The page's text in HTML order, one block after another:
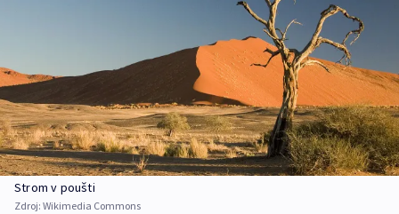
Strom v poušti
Zdroj: Wikimedia Commons